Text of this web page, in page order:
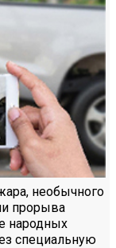
необычного
прорыва
народных
специальную